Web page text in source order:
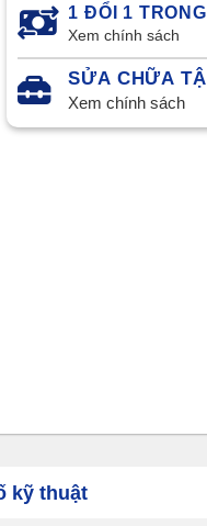
1 ĐỔI 1
Xem chính sách
SỬA CHỮA
Xem chính sách
kỹ thuật